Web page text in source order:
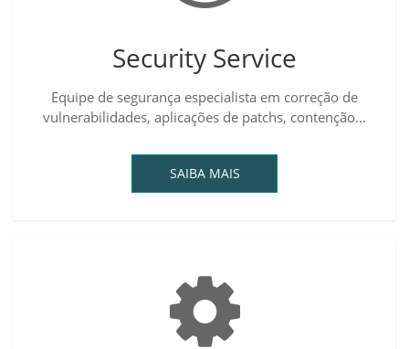
Security Service
Equipe de segurança especialista em correção de
vulnerabilidades, aplicações de patchs, contenção...
SAIBA MAIS